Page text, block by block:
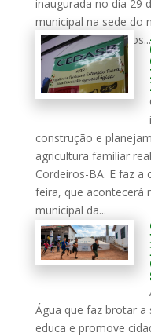
inaugurada no dia 29
municipal na sede do
momento em que os...
construção e
agricultura familiar
Cordeiros-BA. E faz a
feira, que acontecerá
municipal da...
Água que faz brotar a
educa e promove